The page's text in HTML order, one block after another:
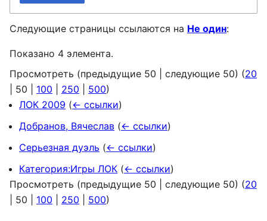
Следующие страницы ссылаются на Не один:
Показано 4 элемента.
Просмотреть (предыдущие 50 следующие 50) (20
50 100 250 500)
ЛОК 2009 (← ссылки)
Добранов, Вячеслав (← ссылки)
Серьезная дуэль (← ссылки)
Категория:Игры ЛОК (← ссылки)
Просмотреть (предыдущие 50 следующие 50) (20
50 100 250 500)